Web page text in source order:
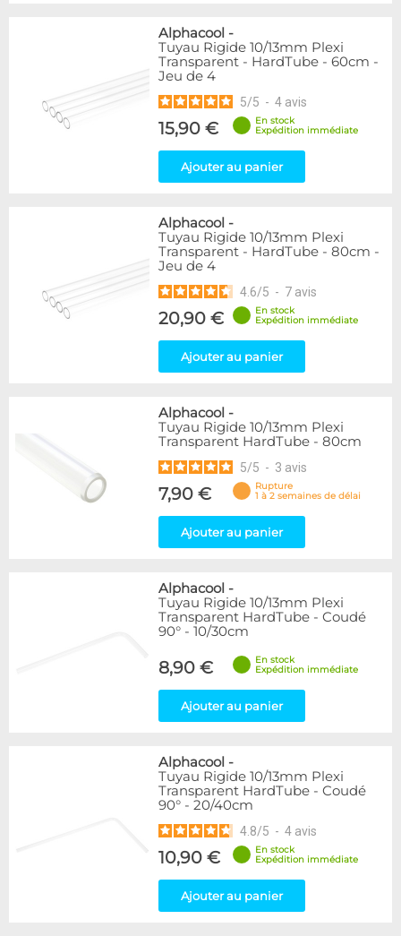
Alphacool -
Tuyau Rigide 10/13mm Plexi
Transparent - HardTube - 60cm -
Jeu de 4
5/5 - 4 avis
15,90 €
En stock
Expédition immédiate
Ajouter au panier
Alphacool -
Tuyau Rigide 10/13mm Plexi
Transparent - HardTube - 80cm -
Jeu de 4
4.6/5 - 7 avis
20,90 €
En stock
Expédition immédiate
Ajouter au panier
Alphacool -
Tuyau Rigide 10/13mm Plexi
Transparent HardTube - 80cm
5/5 - 3 avis
7,90 €
Rupture
1 à 2 semaines de délai
Ajouter au panier
Alphacool -
Tuyau Rigide 10/13mm Plexi
Transparent HardTube - Coudé
90° - 10/30cm
8,90 €
En stock
Expédition immédiate
Ajouter au panier
Alphacool -
Tuyau Rigide 10/13mm Plexi
Transparent HardTube - Coudé
90° - 20/40cm
4.8/5 - 4 avis
10,90 €
En stock
Expédition immédiate
Ajouter au panier